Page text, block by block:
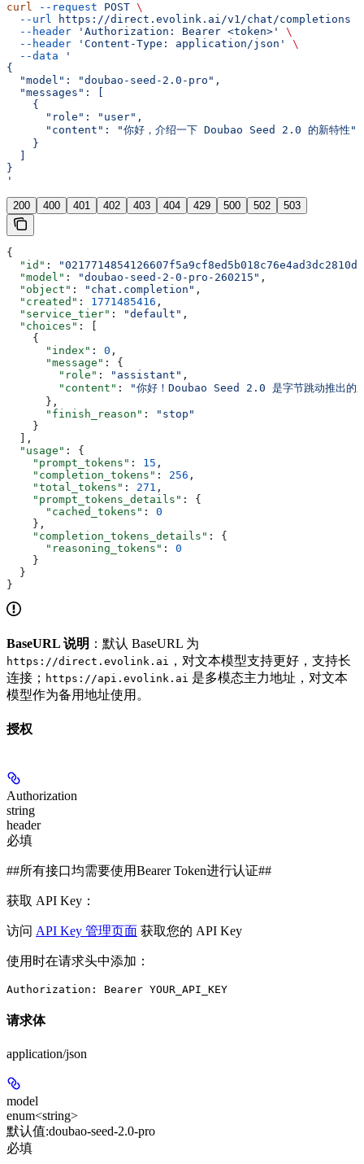
curl --request POST \
  --url
https://direct.evolink.ai/v1/chat/completions
  --header
'Authorization: Bearer <token>'
\
  --header
'Content-Type: application/json'
\
  --data
'
{
  "model": "doubao-seed-2.0-pro",
  "messages": [
    {
      "role": "user",
      "content": "你好，介绍一下 Doubao Seed 2.0 的新特性"
    }
}
'
200 400 401 402 403 404 429 500 502 503
{
  "id"
:
  "model"
: "doubao-seed-2-0-pro-260215" ,
  "object"
: "chat.completion" ,
  "created"
: 1771485416 ,
  "service_tier"
: "default" ,
  "choices"
: [
    {
      "index"
: 0 ,
      "message"
: {
        "role"
: "assistant" ,
        "content"
:
"你好！Doubao Seed 2.0 是字节跳动推出的
      },
      "finish_reason"
:
"stop"
    }
  ],
  "usage"
: {
    "prompt_tokens"
: 15 ,
    "completion_tokens"
: 256 ,
    "total_tokens"
: 271 ,
    "prompt_tokens_details"
: {
      "cached_tokens"
: 0
    },
    "completion_tokens_details"
: {
      "reasoning_tokens"
: 0
    }
  }
}
BaseURL 说明 ：默认 BaseURL 为
https://direct.evolink.ai ，对文本模型支持更好，支持长
连接； https://api.evolink.ai 是多模态主力地址，对文本
模型作为备用地址使用。
授权
Authorization
string
header
必填
##所有接口均需要使用Bearer Token进行认证##
获取 API Key：
访问 API Key 管理页面 获取您的 API Key
使用时在请求头中添加：
Authorization: Bearer YOUR_API_KEY
请求体
application/json
model
enum<string>
默认值:doubao-seed-2.0-pro
必填